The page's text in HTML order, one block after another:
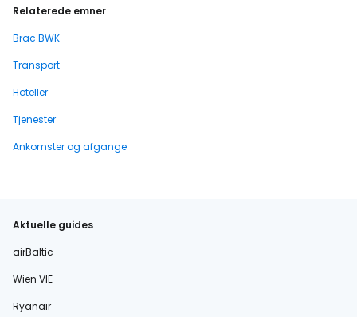
Relaterede emner
Brac BWK
Transport
Hoteller
Tjenester
Ankomster og afgange
Aktuelle guides
airBaltic
Wien VIE
Ryanair